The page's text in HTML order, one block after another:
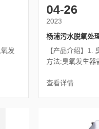
发
04-26
2023
杨浦污水脱氧处
【产品介绍】1.
方法:臭氧发生器
查看详情